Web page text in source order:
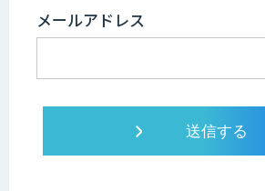
メールアドレス